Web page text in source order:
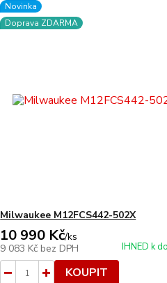
Novinka
Doprava ZDARMA
Milwaukee M12FCS442-502X
10 990 Kč/ks
9 083 Kč bez DPH IHNED k
KOUPIT